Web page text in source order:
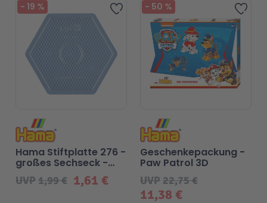
Zur Wunschliste hinzufügen
- 19 %
1,61 €
UVP1,99 €
Hama Stiftplatte 276 -
großes Sechseck -
15cm
Zur
- 50 %
11,38 €
UVP22,75 €
Geschenkepackung -
Paw Patrol 3D